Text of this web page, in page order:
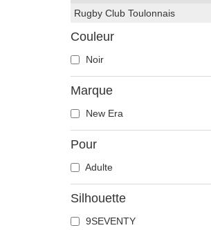
Rugby Club Toulonnais
Couleur
Noir
Marque
New Era
Pour
Adulte
Silhouette
9SEVENTY